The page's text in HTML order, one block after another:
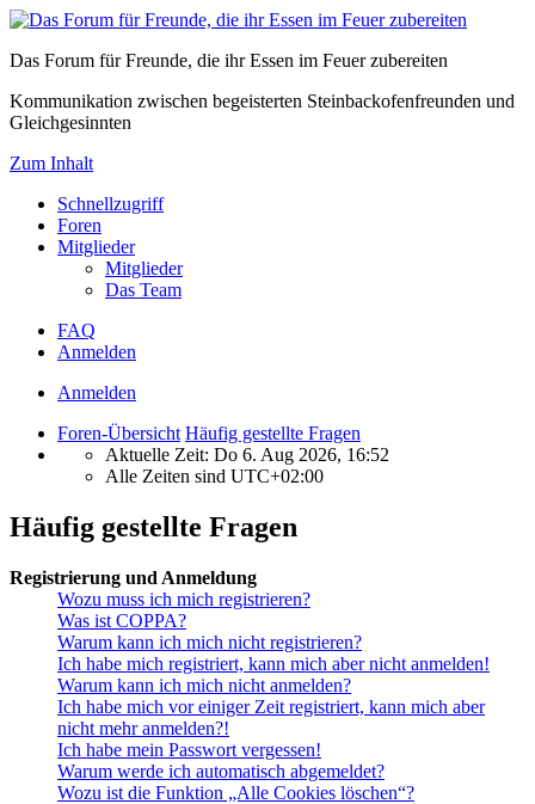
Das Forum für Freunde, die ihr Essen im Feuer zubereiten
Kommunikation zwischen begeisterten Steinbackofenfreunden und
Gleichgesinnten
Zum Inhalt
Schnellzugriff
Foren
Mitglieder
Mitglieder
Das Team
FAQ
Anmelden
Anmelden
Foren-Übersicht Häufig gestellte Fragen
Aktuelle Zeit: Do 6. Aug 2026, 16:52
Alle Zeiten sind UTC+02:00
Häufig gestellte Fragen
Registrierung und Anmeldung
Wozu muss ich mich registrieren?
Was ist COPPA?
Warum kann ich mich nicht registrieren?
Ich habe mich registriert, kann mich aber nicht anmelden!
Warum kann ich mich nicht anmelden?
Ich habe mich vor einiger Zeit registriert, kann mich aber
nicht mehr anmelden?!
Ich habe mein Passwort vergessen!
Warum werde ich automatisch abgemeldet?
Wozu ist die Funktion „Alle Cookies löschen“?